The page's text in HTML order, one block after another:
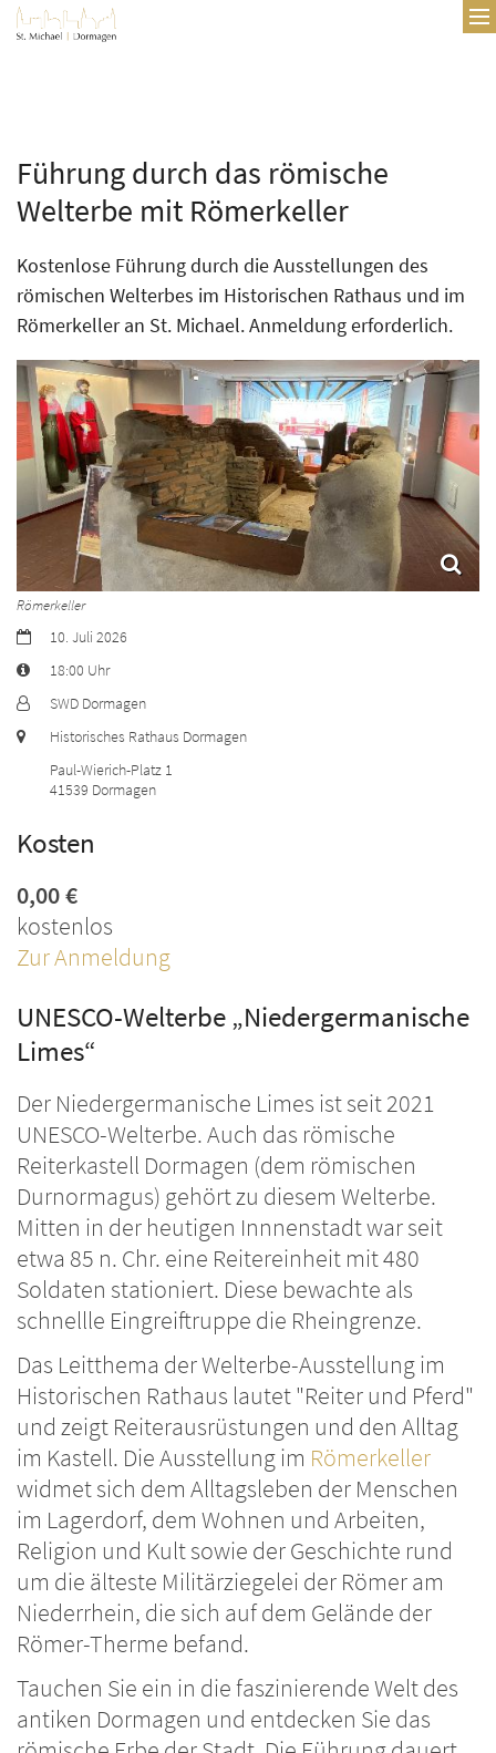
Zum Inhalt springen
Führung durch das römische
Welterbe mit Römerkeller
Kostenlose Führung durch die Ausstellungen des
römischen Welterbes im Historischen Rathaus und im
Römerkeller an St. Michael. Anmeldung erforderlich.
Römerkeller
Datum:10. Juli 2026
Art bzw. Nummer:
18:00 Uhr
Von:
SWD Dormagen
Ort:
Historisches Rathaus Dormagen
Paul-Wierich-Platz 1
41539 Dormagen
Kosten
0,00 €
kostenlos
Zur Anmeldung
UNESCO-Welterbe „Niedergermanische
Limes“
Der Niedergermanische Limes ist seit 2021
UNESCO-Welterbe. Auch das römische
Reiterkastell Dormagen (dem römischen
Durnormagus) gehört zu diesem Welterbe.
Mitten in der heutigen Innnenstadt war seit
etwa 85 n. Chr. eine Reitereinheit mit 480
Soldaten stationiert. Diese bewachte als
schnellle Eingreiftruppe die Rheingrenze.
Das Leitthema der Welterbe-Ausstellung im
Historischen Rathaus lautet "Reiter und Pferd"
und zeigt Reiterausrüstungen und den Alltag
im Kastell. Die Ausstellung im Römerkeller
widmet sich dem Alltagsleben der Menschen
im Lagerdorf, dem Wohnen und Arbeiten,
Religion und Kult sowie der Geschichte rund
um die älteste Militärziegelei der Römer am
Niederrhein, die sich auf dem Gelände der
Römer-Therme befand.
Tauchen Sie ein in die faszinierende Welt des
antiken Dormagen und entdecken Sie das